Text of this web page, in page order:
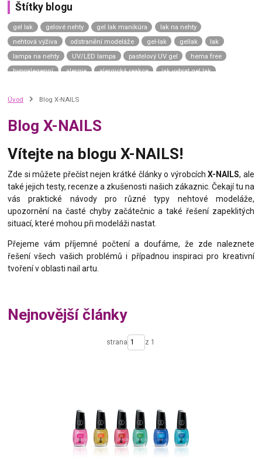
Štítky blogu
gel lak gelové nehty gel lak manikúra
lak na nehty
nehtová výživa
odstranění modeláže gel-lak gellak
lak
lampa na nehty
UV/LED lampa pastelový UV gel
hema free
hypoalegenní
alergie alergická reakce
jak vybrat gel lak
top coat universe
top coat neptune
top coat mercury dream
uv gel top coat
japonská manikúra
japonský p-shine
vyživující lak na nehty
výživný lak na nehty
complete repair care gel
green spa
calcium gel
nail hardener vitamin bomb
zničené nehty
slabé nehty
kondicionér na nehty tenké nehty
thermo gel lak
termo lak
Úvod Blog X-NAILS
Blog X-NAILS
Vítejte na blogu X-NAILS!
Zde si můžete přečíst nejen krátké články o výrobcíchX-NAILS, ale
také jejich testy, recenze a zkušenosti našich zákaznic. Čekají tu na
vás praktické návody pro různé typy nehtové modeláže,
upozornění na časté chyby začátečnic a také řešení zapeklitých
situací, které mohou při modeláži nastat.
Přejeme vám příjemné počtení a doufáme, že zde naleznete
řešení všech vašich problémů i případnou inspiraci pro kreativní
tvoření v oblasti nail artu.
Nejnovější články
strana z 1